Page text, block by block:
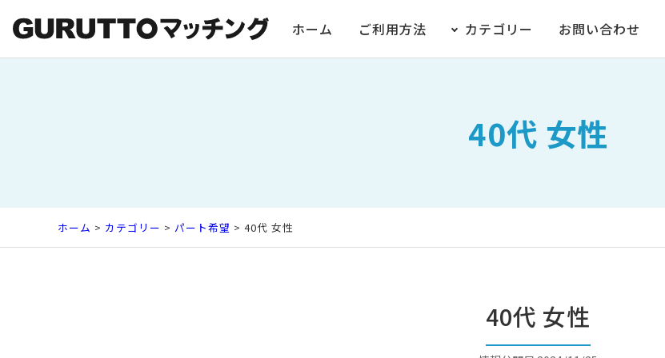
ホーム ご利用方法 カテゴリー お問い合わせ
40代 女性
ホーム > カテゴリー > パート希望 > 40代 女性
40代 女性